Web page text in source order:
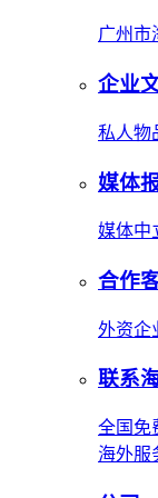
广州市
企业
私人物
媒体
媒体中
合作
外资企
联系
全国免
海外服